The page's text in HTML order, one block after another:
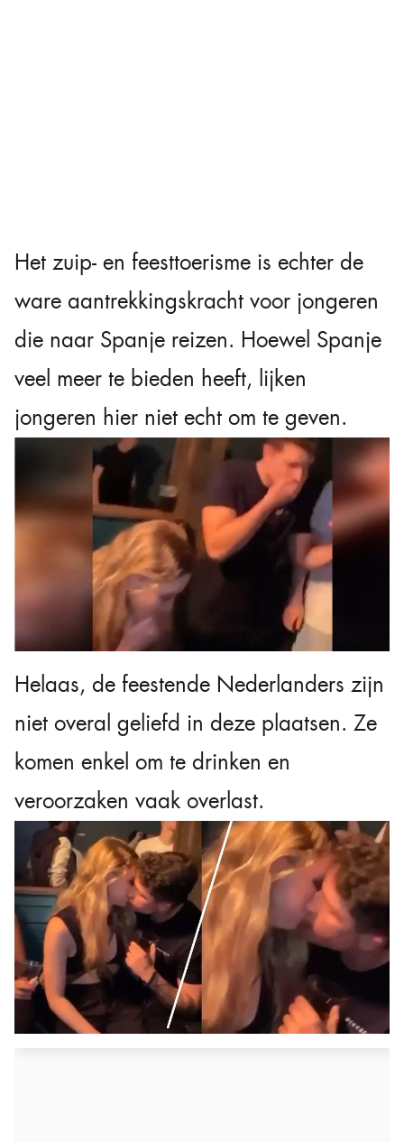
Het zuip- en feesttoerisme is echter de
ware aantrekkingskracht voor jongeren
die naar Spanje reizen. Hoewel Spanje
veel meer te bieden heeft, lijken
jongeren hier niet echt om te geven.
Helaas, de feestende Nederlanders zijn
niet overal geliefd in deze plaatsen. Ze
komen enkel om te drinken en
veroorzaken vaak overlast.